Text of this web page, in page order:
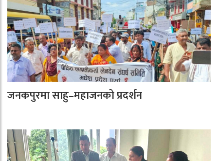
जनकपुरमा साहु–महाजनको प्रदर्शन